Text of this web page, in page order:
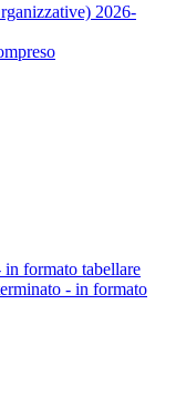
2026-
in formato tabellare
- in formato